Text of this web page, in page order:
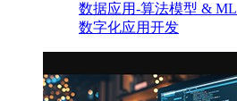
数据应用-算法模型 & ML
数字化应用开发